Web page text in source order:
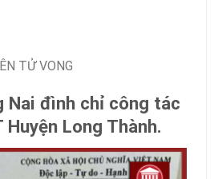
TỬ VONG
Nai đình chỉ công tác
Long Thành.